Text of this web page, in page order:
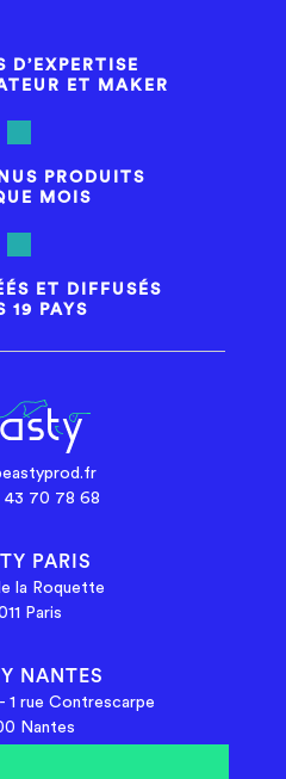
D’EXPERTISE
ET MAKER
PRODUITS
MOIS
ET DIFFUSÉS
19 PAYS
43 70 78 68
PARIS
la Roquette
Paris
NANTES
1 rue Contrescarpe
Nantes